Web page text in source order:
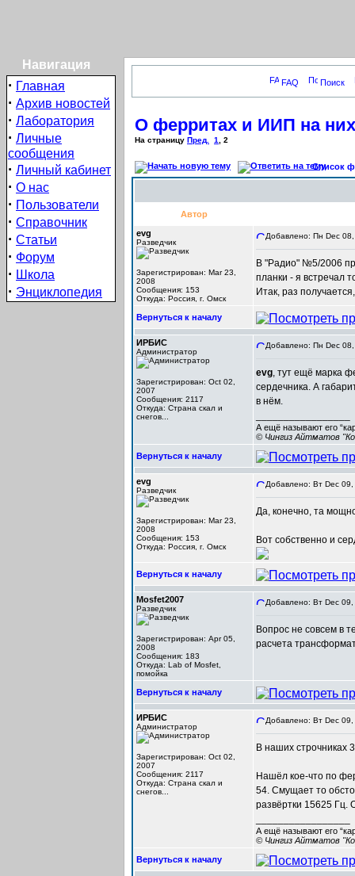
Навигация
· Главная
· Архив новостей
· Лаборатория
· Личные
сообщения
· Личный кабинет
· О нас
· Пользователи
· Справочник
· Статьи
· Форум
· Школа
· Энциклопедия
FAQ Поиск
О ферритах и ИИП на них
На страницу Пред. 1 2
Список
Автор
evg
Разведчик
Зарегистрирован: Mar 23,
2008
Сообщения: 153
Откуда: Россия, г. Омск
Добавлено: Пн Dec
В "Радио" №5/2006
планки - я встречал
Итак, раз
Вернуться к началу
ИРБИС
Администратор
Зарегистрирован: Oct 02,
2007
Сообщения: 2117
Откуда: Cтрана скал и
снегов...
Добавлено: Пн Dec
evg, тут ещё марка
сердечника. А
в нём.
А ещё называют его
© Чингиз Айтматов
Вернуться к началу
evg
Разведчик
Зарегистрирован: Mar 23,
2008
Сообщения: 153
Откуда: Россия, г. Омск
Добавлено: Вт Dec
Да, конечно, та
Вот собственно и
Вернуться к началу
Mosfet2007
Разведчик
Зарегистрирован: Apr 05,
2008
Сообщения: 183
Откуда: Lab of Mosfet,
помойка
Добавлено: Вт Dec
Вопрос не совсем в
расчета
Вернуться к началу
ИРБИС
Администратор
Зарегистрирован: Oct 02,
2007
Сообщения: 2117
Откуда: Cтрана скал и
снегов...
Добавлено: Вт Dec
В наших строчниках
Нашёл кое-что по
54. Смущает то
развёртки 15625 Гц.
А ещё называют его
© Чингиз Айтматов
Вернуться к началу